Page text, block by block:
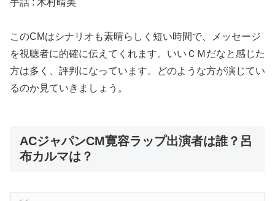
このCMはシナリオも素晴らしく短い時間で、メッセージ
を視聴者に的確に伝えてくれます。いいＣＭだなと感じた
方は多く、評判になっています。どのような方が演じてい
るのか見ていきましょう。
ACジャパンCM寛容ラップ出演者は誰？呂
布カルマは？